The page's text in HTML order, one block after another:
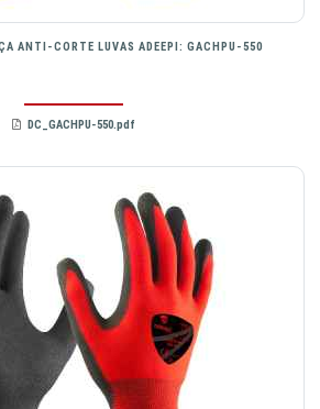
ANTI-CORTE LUVAS ADEEPI: GACHPU-550
DC_GACHPU-550.pdf